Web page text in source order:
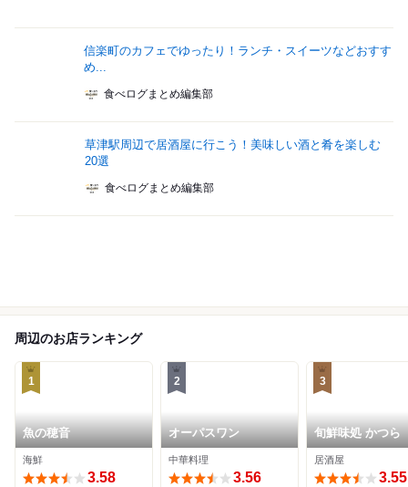
信楽町のカフェでゆったり！ランチ・スイーツなどおすす
め...
食べログまとめ編集部
草津駅周辺で居酒屋に行こう！美味しい酒と肴を楽しむ
20選
食べログまとめ編集部
周辺のお店ランキング
1
魚の穂音
海鮮
3.58
2
オーパスワン
中華料理
3.56
3
旬鮮味処 かつら
居酒屋
3.55